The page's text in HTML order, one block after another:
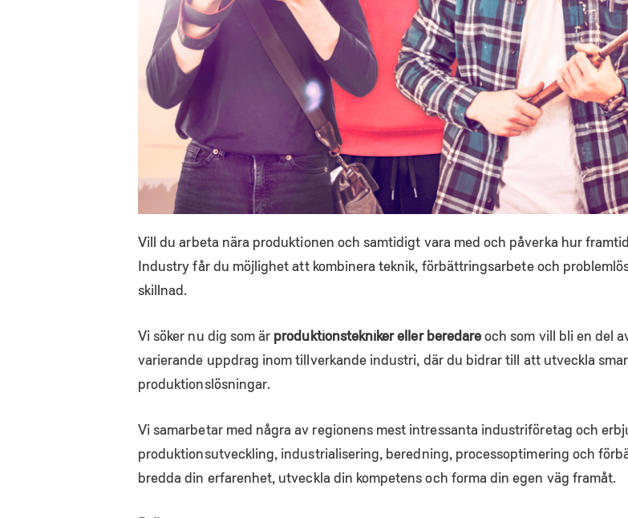
Vill du arbeta nära produktionen och samtidigt vara med och påverka hur
Industry får du möjlighet att kombinera teknik, förbättringsarbete och
skillnad.
Vi söker nu dig som är produktionstekniker eller beredareoch som vill bli en del
varierande uppdrag inom tillverkande industri, där du bidrar till att utveckla
produktionslösningar.
Vi samarbetar med några av regionens mest intressanta industriföretag och
produktionsutveckling, industrialisering, beredning, processoptimering och
bredda din erfarenhet, utveckla din kompetens och forma din egen väg framåt.